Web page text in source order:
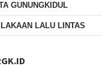
GUNUNGKIDUL
LALU LINTAS